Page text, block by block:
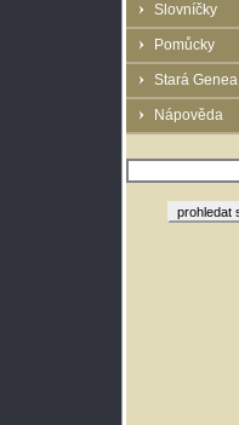
Slovníčky
Pomůcky
Stará Genea
Nápověda